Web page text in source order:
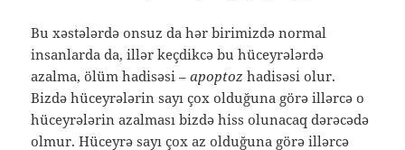
Bu xəstələrdə onsuz da hər birimizdə normal
insanlarda da, illər keçdikcə bu hüceyrələrdə
azalma, ölüm hadisəsi –apoptoz hadisəsi olur.
Bizdə hüceyrələrin sayı çox olduğuna görə illərcə o
hüceyrələrin azalması bizdə hiss olunacaq dərəcədə
olmur. Hüceyrə sayı çox az olduğuna görə illərcə